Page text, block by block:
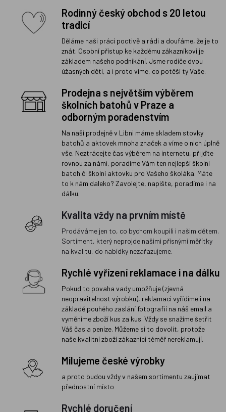
Rodinný český obchod s 20 letou
tradicí
Děláme naši práci poctivě a rádi a doufáme, že je to
znát. Osobní přístup ke každému zákazníkovi je
základem našeho podnikání. Jsme rodiče dvou
úžasných dětí, a i proto víme, co potěší ty Vaše.
Prodejna s největším výběrem
školních batohů v Praze a
odborným poradenstvím
Na naší prodejně v Libni máme skladem stovky
batohů a aktovek mnoha značek a víme o nich úplně
vše. Neztrácejte čas výběrem na internetu, přijďte
rovnou za námi, poradíme Vám ten nejlepší školní
batoh či školní aktovku pro Vašeho školáka. Máte
to k nám daleko? Zavolejte, napište, poradíme i na
dálku.
Kvalita vždy na prvním místě
Prodáváme jen to, co bychom koupili i našim dětem.
Sortiment, který neprojde našimi přísnými měřítky
na kvalitu, do nabídky nezařazujeme.
Rychlé vyřízení reklamace i na dálku
Pokud to povaha vady umožňuje (zjevná
neopravitelnost výrobku), reklamaci vyřídíme i na
základě pouhého zaslání fotografií na náš email a
vyměníme zboží kus za kus. Vždy se snažíme šetřit
Váš čas a peníze. Můžeme si to dovolit, protože
naše kvalitní zboží zákazníci téměř nereklamují.
Milujeme české výrobky
a proto budou vždy v našem sortimentu zaujímat
přednostní místo
Rychlé doručení